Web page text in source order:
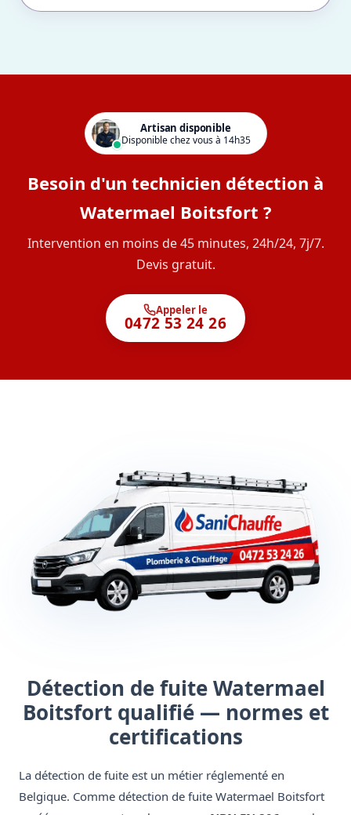
Artisan disponible
Disponible chez vous à 14h35
Besoin d'un technicien détection à
Watermael Boitsfort ?
Intervention en moins de 45 minutes, 24h/24, 7j/7.
Devis gratuit.
Appeler le
0472 53 24 26
Détection de fuite Watermael
Boitsfort qualifié — normes et
certifications
La détection de fuite est un métier réglementé en
Belgique. Comme détection de fuite Watermael Boitsfort